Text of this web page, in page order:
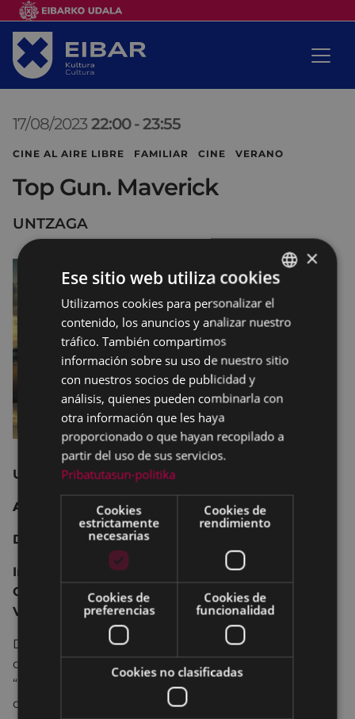
17/08/2023 22:00 -23:55
CINE AL AIRE LIBRE FAMILIAR CINE VERANO
Top Gun. Maverick
UNTZAGA
USA 2022 131 min.
Aventura, acción.
Dirección: Joseph Kosinski.
Intérpretes: Tom Cruise, Miles Teller, Jennifer
Connelly, John Hamm, GlennPowell, Ed Harris,
Val Kilmer.
Después de más de 30 años de servicio como uno
de los mejores aviadores de la Armada, Pete
“Mavericks” Mitchel se encuentra donde siempre
quiso estar.
BASQUE
SPANISH
×
Ese sitio web utiliza cookies
Utilizamos cookies para personalizar el
contenido, los anuncios y analizar nuestro
tráfico. También compartimos
información sobre su uso de nuestro sitio
con nuestros socios de publicidad y
análisis, quienes pueden combinarla con
otra información que les haya
proporcionado o que hayan recopilado a
partir del uso de sus servicios.
Pribatutasun-politika
Cookies
estrictamente
necesarias
Cookies de
rendimiento
Cookies de
preferencias
Cookies de
funcionalidad
Cookies no clasificadas